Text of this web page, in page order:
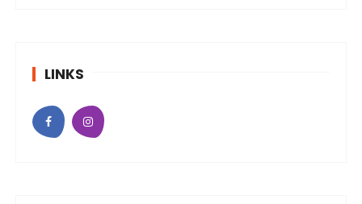
LINKS